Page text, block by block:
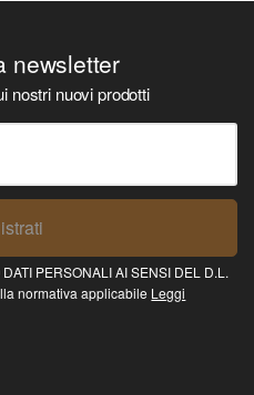
newsletter
nostri nuovi prodotti
PERSONALI AI SENSI DEL D.L.
normativa applicabile Leggi